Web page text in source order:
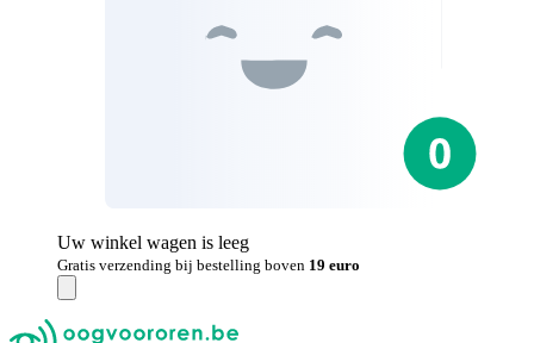
Uw winkel wagen is leeg
Gratis verzending bij bestelling boven 19 euro